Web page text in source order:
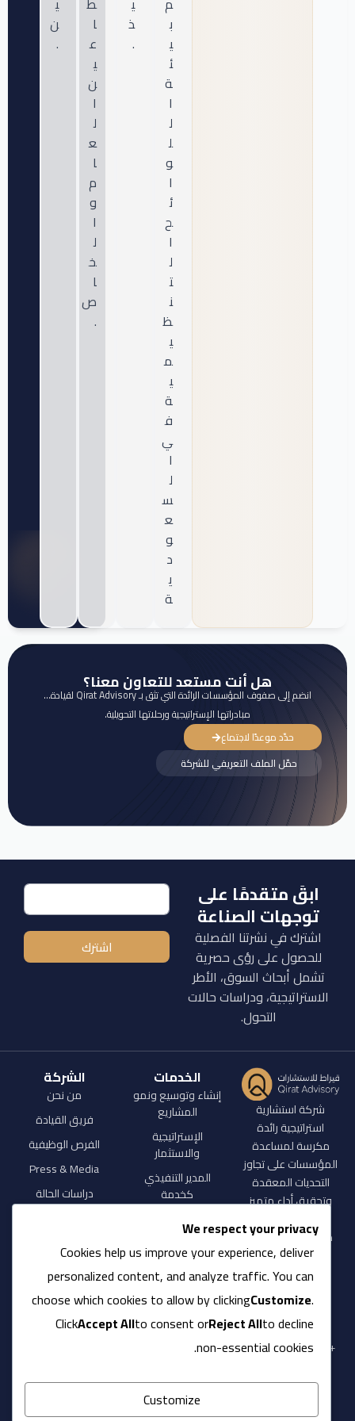
ب
ي
ئ
ة
ا
ل
ل
و
ا
ئ
ح
ا
ل
ت
ن
ظ
ي
م
ي
ة
ف
ي
ا
ل
س
ع
و
د
ي
ة
ذ
.
ا
ع
ي
ن
ا
ل
ع
ا
م
و
ا
ل
خ
ا
ص
.
ن
.
هل أنت مستعد للتعاون معنا؟
انضم إلى صفوف المؤسسات الرائدة التي تثق بـ Qirat Advisory لقيادة…
مبادراتها الإستراتيجية ورحلاتها التحويلية.
حدّد موعدًا لاجتماع
حمّل الملف التعريفي للشركة
ابقَ متقدمًا على
توجهات الصناعة
اشترك في نشرتنا الفصلية
للحصول على رؤى حصرية
تشمل أبحاث السوق، الأطر
الاستراتيجية، ودراسات حالات
التحول.
اشترك
شركة استشارية
استراتيجية رائدة
مكرسة لمساعدة
المؤسسات على تجاوز
التحديات المعقدة
وتحقيق أداء متميز
من خلال حلول
مبتكرة وإرشاد خبير.
contact@qirat-
advisory.com
+966 55 001 5406
الرياض، المملكة
الخدمات
إنشاء وتوسيع ونمو
المشاريع
الإستراتيجية
والاستثمار
المدير التنفيذي
كخدمة
العمليات والدعم
الشركة
من نحن
فريق القيادة
الفرص الوظيفية
Press & Media
دراسات الحالة
We respect your privacy
Cookies help us improve your experience, deliver
personalized content, and analyze traffic. You can
choose which cookies to allow by clickingCustomize.
ClickAccept Allto consent orReject Allto decline
non-essential cookies.
Customize